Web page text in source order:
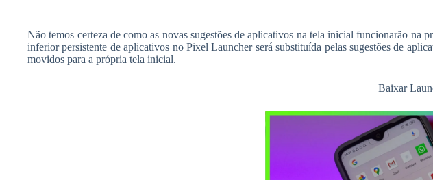
Não temos certeza de como as novas sugestões de aplicativos na tela inicial funcionarão na
inferior persistente de aplicativos no Pixel Launcher será substituída pelas sugestões de
movidos para a própria tela inicial.
Baixar